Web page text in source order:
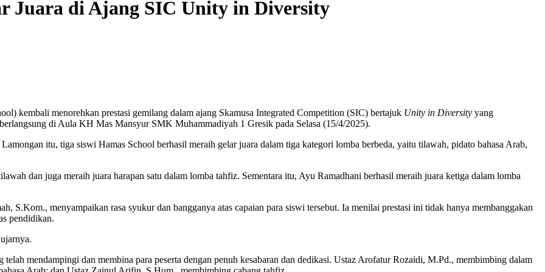
Juara di Ajang SIC Unity in Diversity
kembali menorehkan prestasi gemilang dalam ajang Skamusa Integrated Competition (SIC) bertajuk Unity in Diversity yang
di Aula KH Mas Mansyur SMK Muhammadiyah 1 Gresik pada Selasa (15/4/2025).
itu, tiga siswi Hamas School berhasil meraih gelar juara dalam tiga kategori lomba berbeda, yaitu tilawah, pidato bahasa Arab,
dan juga meraih juara harapan satu dalam lomba tahfiz. Sementara itu, Ayu Ramadhani berhasil meraih juara ketiga dalam lomba
S.Kom., menyampaikan rasa syukur dan bangganya atas capaian para siswi tersebut. Ia menilai prestasi ini tidak hanya membanggakan
pendidikan.
mendampingi dan membina para peserta dengan penuh kesabaran dan dedikasi. Ustaz Arofatur Rozaidi, M.Pd., membimbing dalam